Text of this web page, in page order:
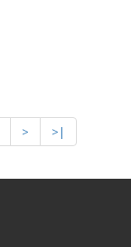
> >|